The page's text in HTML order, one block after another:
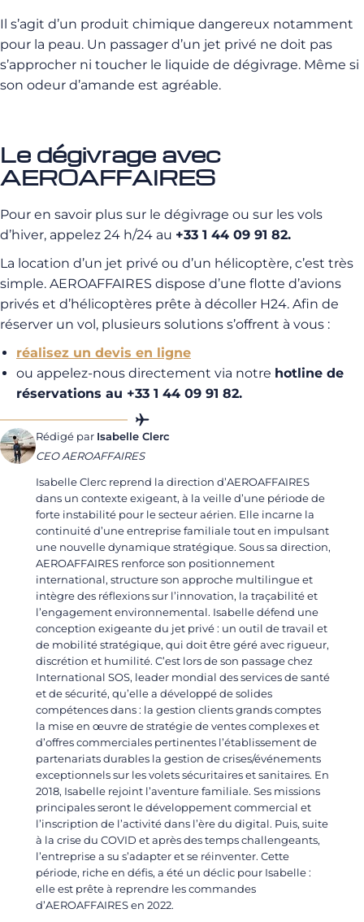
Il s’agit d’un produit chimique dangereux notamment
pour la peau. Un passager d’un jet privé ne doit pas
s’approcher ni toucher le liquide de dégivrage. Même si
son odeur d’amande est agréable.
Le dégivrage avec
AEROAFFAIRES
Pour en savoir plus sur le dégivrage ou sur les vols
d’hiver, appelez 24 h/24 au +33 1 44 09 91 82.
La location d’un jet privé ou d’un hélicoptère, c’est très
simple. AEROAFFAIRES dispose d’une flotte d’avions
privés et d’hélicoptères prête à décoller H24. Afin de
réserver un vol, plusieurs solutions s’offrent à vous :
réalisez un devis en ligne
ou appelez-nous directement via notre hotline de
réservations au +33 1 44 09 91 82.
Rédigé par Isabelle Clerc
CEO AEROAFFAIRES
Isabelle Clerc reprend la direction d’AEROAFFAIRES
dans un contexte exigeant, à la veille d’une période de
forte instabilité pour le secteur aérien. Elle incarne la
continuité d’une entreprise familiale tout en impulsant
une nouvelle dynamique stratégique. Sous sa direction,
AEROAFFAIRES renforce son positionnement
international, structure son approche multilingue et
intègre des réflexions sur l’innovation, la traçabilité et
l’engagement environnemental. Isabelle défend une
conception exigeante du jet privé : un outil de travail et
de mobilité stratégique, qui doit être géré avec rigueur,
discrétion et humilité. C’est lors de son passage chez
International SOS, leader mondial des services de santé
et de sécurité, qu’elle a développé de solides
compétences dans : la gestion clients grands comptes
la mise en œuvre de stratégie de ventes complexes et
d’offres commerciales pertinentes l’établissement de
partenariats durables la gestion de crises/événements
exceptionnels sur les volets sécuritaires et sanitaires. En
2018, Isabelle rejoint l’aventure familiale. Ses missions
principales seront le développement commercial et
l’inscription de l’activité dans l’ère du digital. Puis, suite
à la crise du COVID et après des temps challengeants,
l’entreprise a su s’adapter et se réinventer. Cette
période, riche en défis, a été un déclic pour Isabelle :
elle est prête à reprendre les commandes
d’AEROAFFAIRES en 2022.